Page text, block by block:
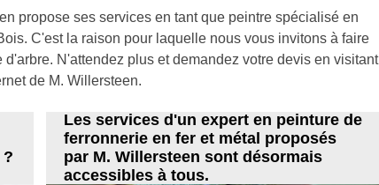
propose ses services en tant que peintre spécialisé en
C'est la raison pour laquelle nous vous invitons à faire
N'attendez plus et demandez votre devis en visitant
de M. Willersteen.
Les services d'un expert en peinture de
ferronnerie en fer et métal proposés
par M. Willersteen sont désormais
accessibles à tous.